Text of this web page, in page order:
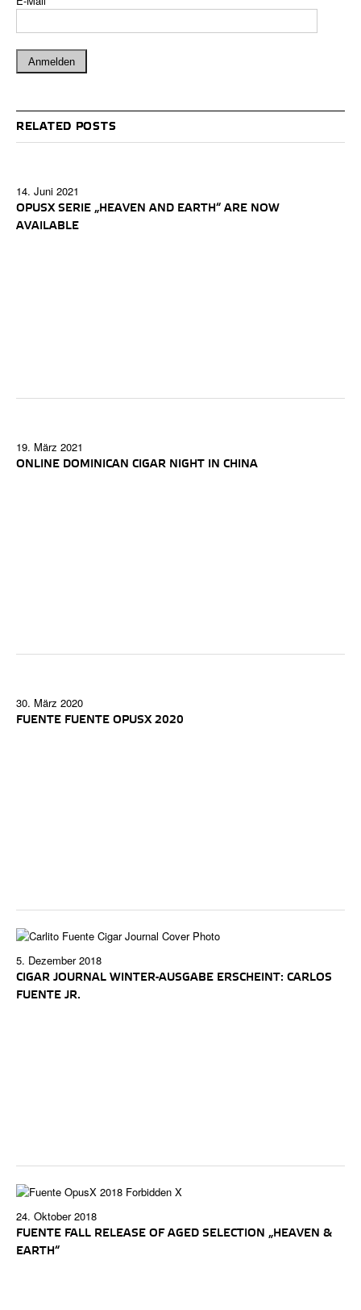
RELATED POSTS
14. Juni 2021
OPUSX SERIE „HEAVEN AND EARTH“ ARE NOW
AVAILABLE
19. März 2021
ONLINE DOMINICAN CIGAR NIGHT IN CHINA
30. März 2020
FUENTE FUENTE OPUSX 2020
5. Dezember 2018
CIGAR JOURNAL WINTER-AUSGABE ERSCHEINT: CARLOS
FUENTE JR.
24. Oktober 2018
FUENTE FALL RELEASE OF AGED SELECTION „HEAVEN &
EARTH“